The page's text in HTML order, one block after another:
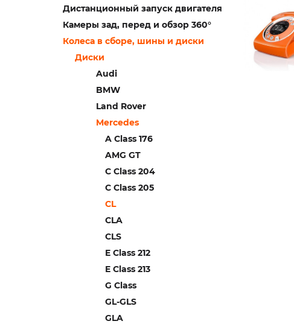
Дистанционный запуск двигателя
Камеры зад, перед и обзор 360°
Колеса в сборе, шины и диски
Диски
Audi
BMW
Land Rover
Mercedes
A Class 176
AMG GT
C Class 204
C Class 205
CL
CLA
CLS
E Class 212
E Class 213
G Class
GL-GLS
GLA